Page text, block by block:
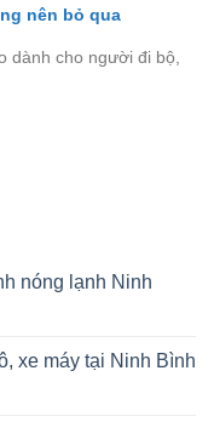
nên bỏ qua
dành cho người đi bộ,
nóng lạnh Ninh
xe máy tại Ninh Bình